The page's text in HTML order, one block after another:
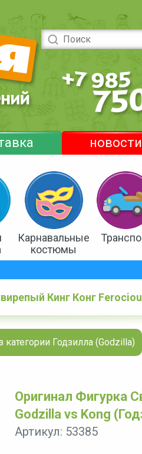
новости
Карнавальные
костюмы
Кинг Конг
Годзилла (Godzilla)
Оригинал Фигурка
Godzilla vs Kong
Артикул: 53385